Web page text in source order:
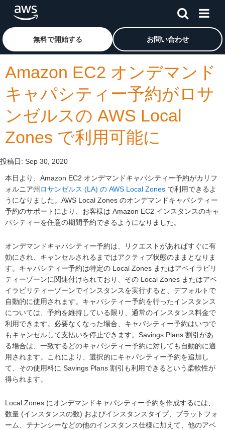
メインコンテンツに移動
アマゾン ウェブ サービスのホームページに戻るには、こ
無料で開始する お問い合わせ
Amazon EC2 オンデマンド
キャパシティー予約がロサ
ンゼルスの AWS Local
Zones で利用可能に
投稿日: Sep 30, 2020
本日より、Amazon EC2 オンデマンドキャパシティー予約がカリフ
ォルニア州 ロサンゼルス (LA) の AWS Local Zones で利用できるよ
うになりました。AWS Local Zones のオンデマンドキャパシティー
予約のサポートにより、お客様は Amazon EC2 インスタンスのキャ
パシティーを任意の期間予約できるようになりました。
オンデマンドキャパシティー予約は、リクエストがあればすぐに有
効にされ、キャンセルされるまではアクティブ状態のままとなりま
す。キャパシティー予約は特定の Local Zones またはアベイラビリ
ティーゾーンに関連付けられており、その Local Zones またはアベ
イラビリティーゾーンでインスタンスを実行すると、デフォルトで
自動的に使用されます。キャパシティー予約を行ったインスタンス
については、予約を維持している限り、通常のインスタンス料金で
利用できます。必要なくなった場合、キャパシティー予約はいつで
もキャンセルして支払いを停止できます。Savings Plans 割引があ
る場合は、一致するどのキャパシティー予約に対しても自動的に適
用されます。これにより、選択的にキャパシティー予約を追加し
て、その使用料に Savings Plans 割引も利用できるという柔軟性が
得られます。
Local Zones にオンデマンドキャパシティー予約を作成するには、
数量 (インスタンスの数) およびインスタンスタイプ、プラットフォ
ーム、テナンシーなどの他のインスタンス仕様に加えて、他のアベ